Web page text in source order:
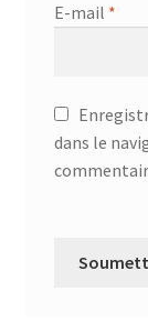
E-mail *
dans le